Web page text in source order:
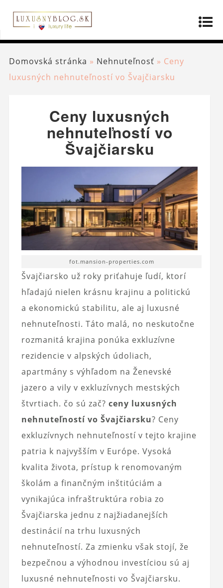
Domovská stránka » Nehnuteľnosť » Ceny
luxusných nehnuteľností vo Švajčiarsku
Ceny luxusných
nehnuteľností vo
Švajčiarsku
fot.mansion-properties.com
Švajčiarsko už roky priťahuje ľudí, ktorí
hľadajú nielen krásnu krajinu a politickú
a ekonomickú stabilitu, ale aj luxusné
nehnuteľnosti. Táto malá, no neskutočne
rozmanitá krajina ponúka exkluzívne
rezidencie v alpských údoliach,
apartmány s výhľadom na Ženevské
jazero a vily v exkluzívnych mestských
štvrtiach. čo sú zač? ceny luxusných
nehnuteľností vo Švajčiarsku? Ceny
exkluzívnych nehnuteľností v tejto krajine
patria k najvyšším v Európe. Vysoká
kvalita života, prístup k renomovaným
školám a finančným inštitúciám a
vynikajúca infraštruktúra robia zo
Švajčiarska jednu z najžiadanejších
destinácií na trhu luxusných
nehnuteľností. Za zmienku však stojí, že
bezpečnou a výhodnou investíciou sú aj
luxusné nehnuteľnosti vo Švajčiarsku.